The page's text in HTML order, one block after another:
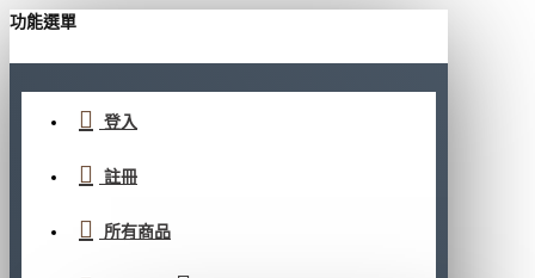
功能選單
登入
註冊
所有商品